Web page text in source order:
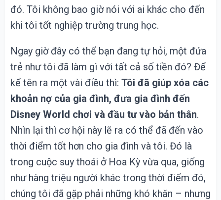
đó. Tôi không bao giờ nói với ai khác cho đến
khi tôi tốt nghiệp trường trung học.
Ngay giờ đây có thể bạn đang tự hỏi, một đứa
trẻ như tôi đã làm gì với tất cả số tiền đó? Để
kể tên ra một vài điều thì: Tôi đã giúp xóa các
khoản nợ của gia đình, đưa gia đình đến
Disney World chơi và đầu tư vào bản thân.
Nhìn lại thì cơ hội này lẽ ra có thể đã đến vào
thời điểm tốt hơn cho gia đình và tôi. Đó là
trong cuộc suy thoái ở Hoa Kỳ vừa qua, giống
như hàng triệu người khác trong thời điểm đó,
chúng tôi đã gặp phải những khó khăn – nhưng